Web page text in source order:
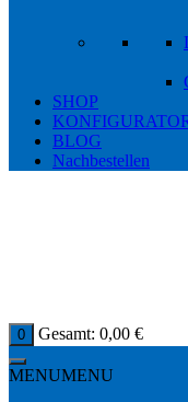
SHOP
BLOG
Nachbestellen
0 Gesamt: 0,00 €
MENUMENU